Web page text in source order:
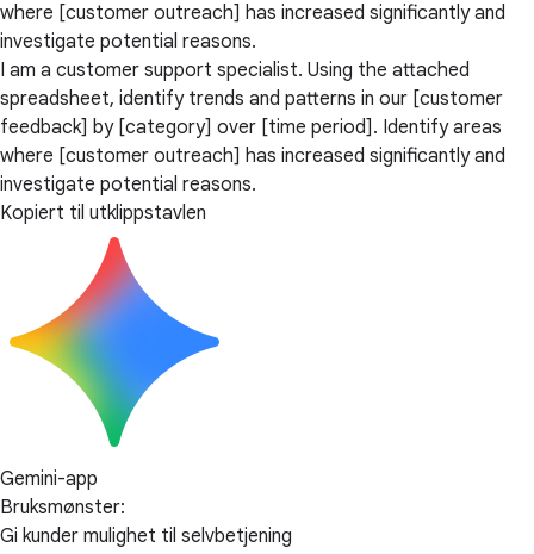
where [customer outreach] has increased significantly and
investigate potential reasons.
I am a customer support specialist. Using the attached
spreadsheet, identify trends and patterns in our [customer
feedback] by [category] over [time period]. Identify areas
where [customer outreach] has increased significantly and
investigate potential reasons.
Kopiert til utklippstavlen
Gemini-app
Bruksmønster:
Gi kunder mulighet til selvbetjening